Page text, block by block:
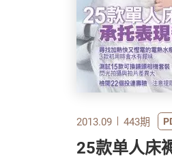
2013.09 443期
25款单人床